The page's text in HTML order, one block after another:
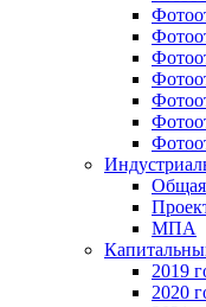
МПА
2019
2020